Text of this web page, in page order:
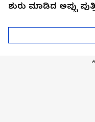
ಶುರು ಮಾಡಿದ ಅಪ್ಪು